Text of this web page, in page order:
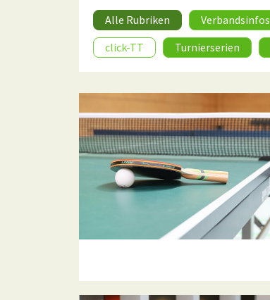
Alle Rubriken Verbandsinfos
click-TT
Turnierserien